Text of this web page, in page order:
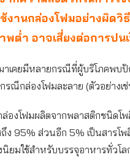
งานกล่องโฟมอย่างผิด
ต่ำ อาจเสี่ยงต่อการปน
าเคยมีหลายกรณีที่ผู้บริโภคพบ
รณีกล่องโฟมละลาย (ตัวอย่าง
ล่องโฟมผลิตจากพลาสติกชนิดโ
ถึง 95% ส่วนอีก 5% เป็นสารโ
นิยมใช้สำหรับบรรจุอาหารทั่วโ